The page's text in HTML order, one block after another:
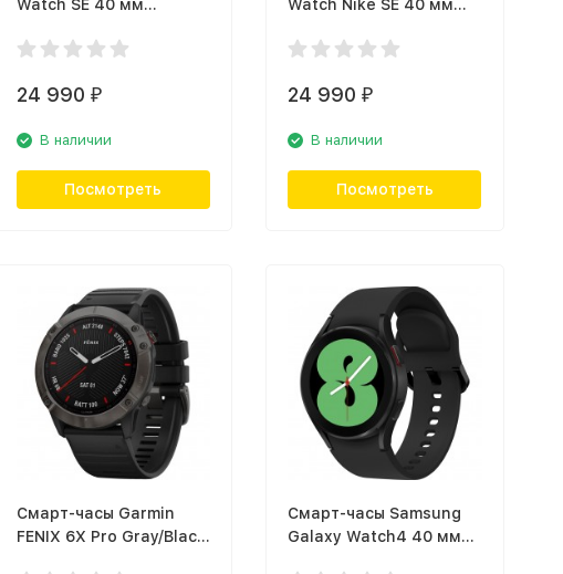
Watch SE 40 мм
ремешок
24 990 ₽
В наличии
Посмотреть
Watch Nike SE 40 мм
спортивный ремешок
24 990₽
В наличии
Посмотреть
Смарт-часы Garmin
FENIX 6X Pro Gray/Black
Смарт-часы Samsung
Galaxy Watch4 40 мм